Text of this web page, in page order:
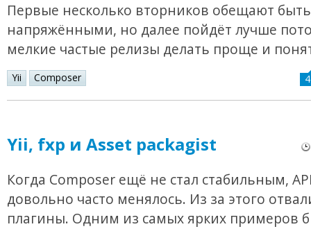
Первые несколько вторников обещают быть
напряжёнными, но далее пойдёт лучше
мелкие частые релизы делать проще и
Yii Composer
Yii, fxp и Asset packagist
Когда Composer ещё не стал стабильным,
довольно часто менялось. Из за этого
плагины. Одним из самых ярких примеров